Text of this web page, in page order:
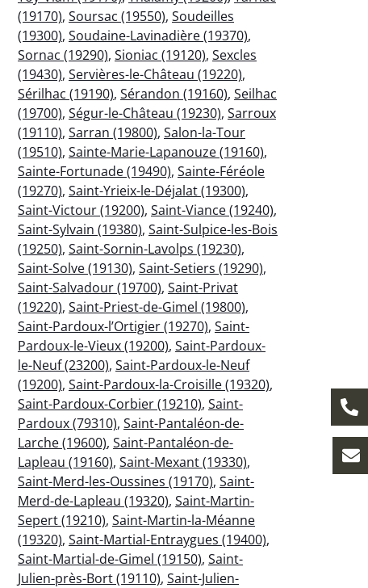
(19170), Soursac (19550), Soudeilles
(19300), Soudaine-Lavinadière (19370),
Sornac (19290), Sioniac (19120), Sexcles
(19430), Servières-le-Château (19220),
Sérilhac (19190), Sérandon (19160), Seilhac
(19700), Ségur-le-Château (19230), Sarroux
(19110), Sarran (19800), Salon-la-Tour
(19510), Sainte-Marie-Lapanouze (19160),
Sainte-Fortunade (19490), Sainte-Féréole
(19270), Saint-Yrieix-le-Déjalat (19300),
Saint-Victour (19200), Saint-Viance (19240),
Saint-Sylvain (19380), Saint-Sulpice-les-Bois
(19250), Saint-Sornin-Lavolps (19230),
Saint-Solve (19130), Saint-Setiers (19290),
Saint-Salvadour (19700), Saint-Privat
(19220), Saint-Priest-de-Gimel (19800),
Saint-Pardoux-l’Ortigier (19270), Saint-
Pardoux-le-Vieux (19200), Saint-Pardoux-
le-Neuf (23200), Saint-Pardoux-le-Neuf
(19200), Saint-Pardoux-la-Croisille (19320),
Saint-Pardoux-Corbier (19210), Saint-
Pardoux (79310), Saint-Pantaléon-de-
Larche (19600), Saint-Pantaléon-de-
Lapleau (19160), Saint-Mexant (19330),
Saint-Merd-les-Oussines (19170), Saint-
Merd-de-Lapleau (19320), Saint-Martin-
Sepert (19210), Saint-Martin-la-Méanne
(19320), Saint-Martial-Entraygues (19400),
Saint-Martial-de-Gimel (19150), Saint-
Julien-près-Bort (19110), Saint-Julien-